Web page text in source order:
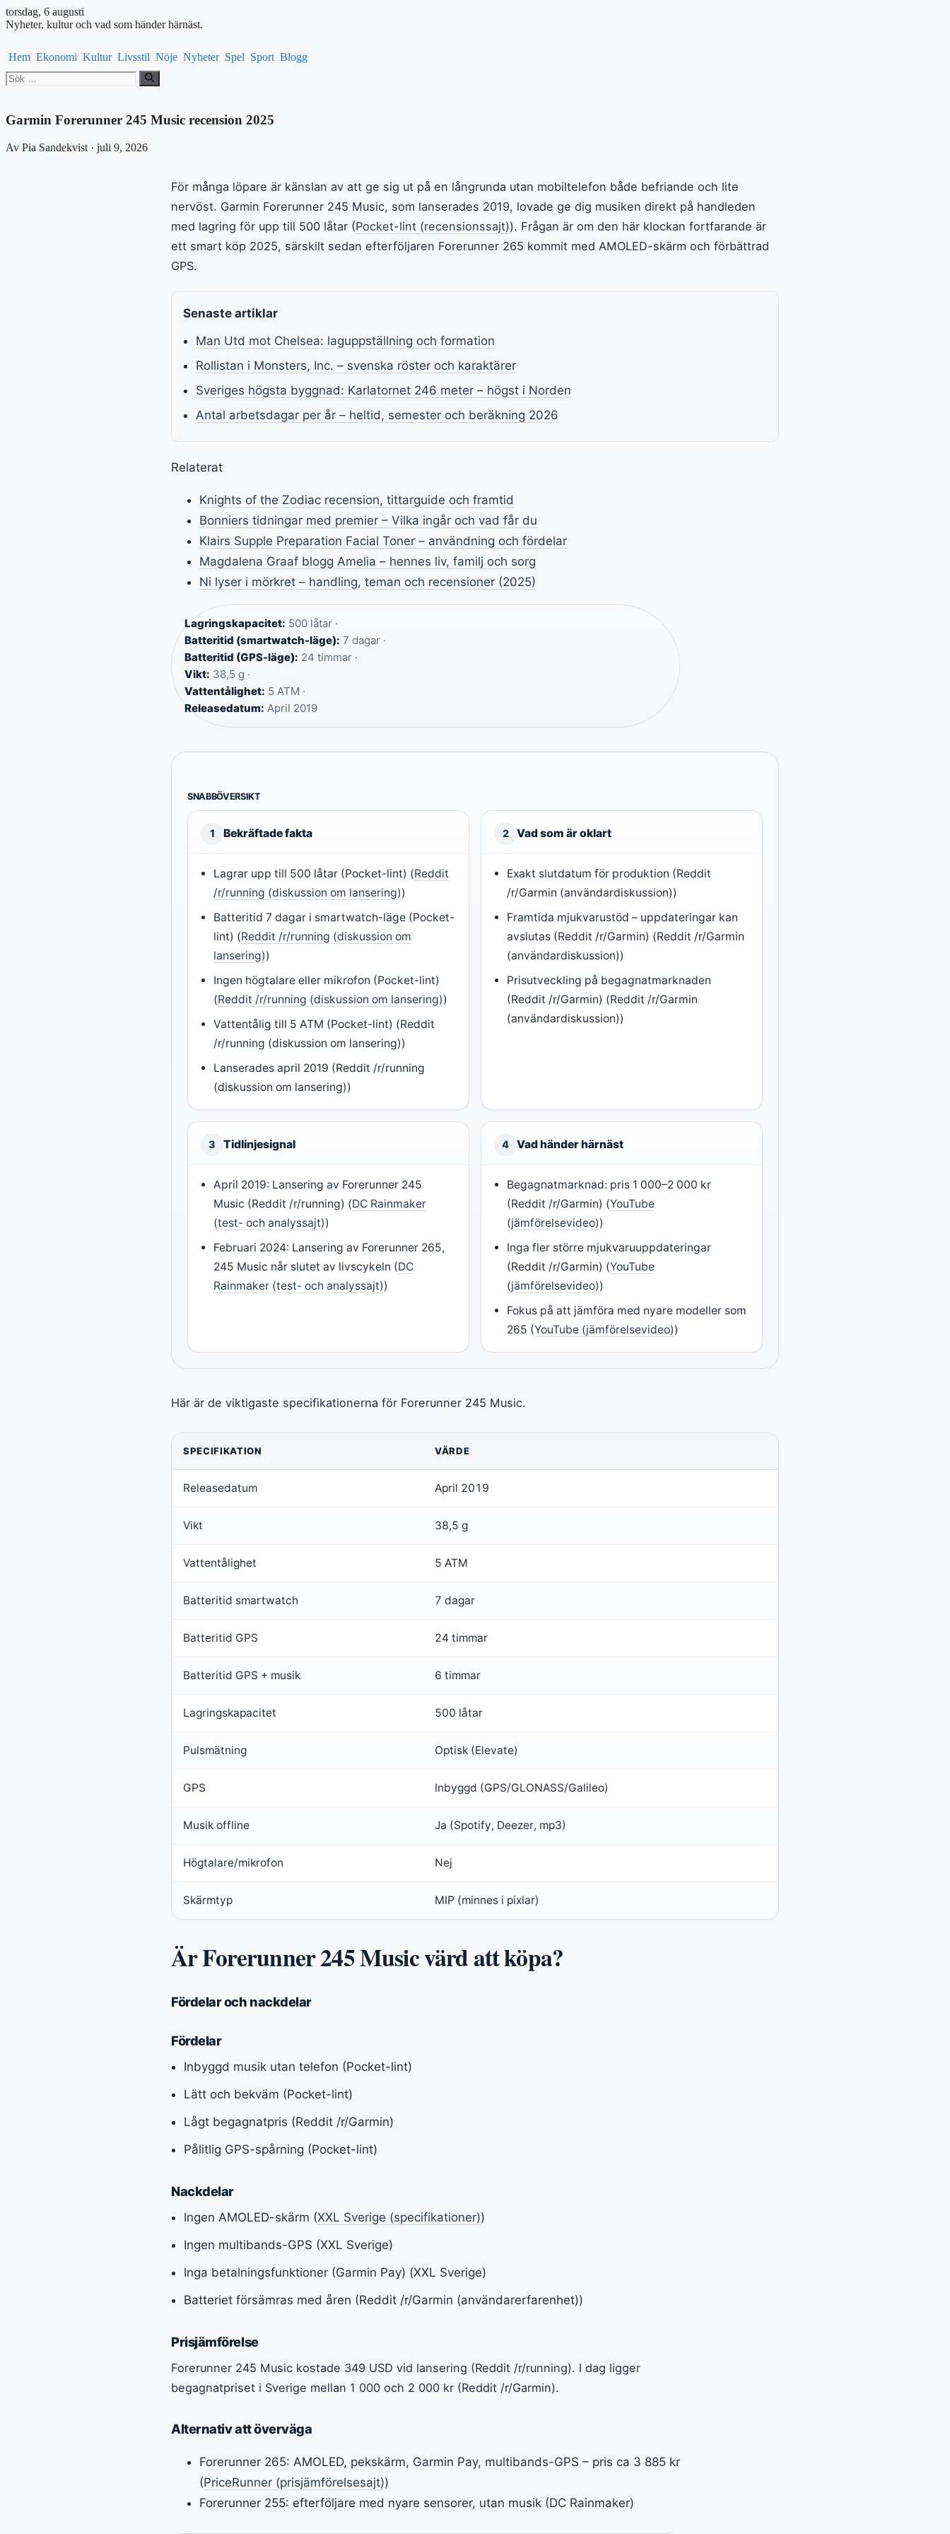
torsdag, 6 augusti
Nyheter, kultur och vad som händer härnäst.
Hem Ekonomi Kultur Livsstil Nöje Nyheter Spel Sport Blogg
Sök
efter:
Garmin Forerunner 245 Music recension 2025
Av Pia Sandekvist · juli 9, 2026
För många löpare är känslan av att ge sig ut på en långrunda utan mobiltelefon både befriande och lite
nervöst. Garmin Forerunner 245 Music, som lanserades 2019, lovade ge dig musiken direkt på handleden
med lagring för upp till 500 låtar (Pocket-lint (recensionssajt)). Frågan är om den här klockan fortfarande är
ett smart köp 2025, särskilt sedan efterföljaren Forerunner 265 kommit med AMOLED-skärm och förbättrad
GPS.
Senaste artiklar
Man Utd mot Chelsea: laguppställning och formation
Rollistan i Monsters, Inc. – svenska röster och karaktärer
Sveriges högsta byggnad: Karlatornet 246 meter – högst i Norden
Antal arbetsdagar per år – heltid, semester och beräkning 2026
Relaterat
Knights of the Zodiac recension, tittarguide och framtid
Bonniers tidningar med premier – Vilka ingår och vad får du
Klairs Supple Preparation Facial Toner – användning och fördelar
Magdalena Graaf blogg Amelia – hennes liv, familj och sorg
Ni lyser i mörkret – handling, teman och recensioner (2025)
Lagringskapacitet: 500 låtar ·
Batteritid (smartwatch-läge): 7 dagar ·
Batteritid (GPS-läge): 24 timmar ·
Vikt: 38,5 g ·
Vattentålighet: 5 ATM ·
Releasedatum: April 2019
SNABBÖVERSIKT
1 Bekräftade fakta
Lagrar upp till 500 låtar (Pocket-lint) (Reddit
/r/running (diskussion om lansering))
Batteritid 7 dagar i smartwatch-läge (Pocket-
lint) (Reddit /r/running (diskussion om
lansering))
Ingen högtalare eller mikrofon (Pocket-lint)
(Reddit /r/running (diskussion om lansering))
Vattentålig till 5 ATM (Pocket-lint) (Reddit
/r/running (diskussion om lansering))
Lanserades april 2019 (Reddit /r/running
(diskussion om lansering))
2 Vad som är oklart
Exakt slutdatum för produktion (Reddit
/r/Garmin (användardiskussion))
Framtida mjukvarustöd – uppdateringar kan
avslutas (Reddit /r/Garmin) (Reddit /r/Garmin
(användardiskussion))
Prisutveckling på begagnatmarknaden
(Reddit /r/Garmin) (Reddit /r/Garmin
(användardiskussion))
3 Tidlinjesignal
April 2019: Lansering av Forerunner 245
Music (Reddit /r/running) (DC Rainmaker
(test- och analyssajt))
Februari 2024: Lansering av Forerunner 265,
245 Music når slutet av livscykeln (DC
Rainmaker (test- och analyssajt))
4 Vad händer härnäst
Begagnatmarknad: pris 1 000–2 000 kr
(Reddit /r/Garmin) (YouTube
(jämförelsevideo))
Inga fler större mjukvaruuppdateringar
(Reddit /r/Garmin) (YouTube
(jämförelsevideo))
Fokus på att jämföra med nyare modeller som
265 (YouTube (jämförelsevideo))
Här är de viktigaste specifikationerna för Forerunner 245 Music.
SPECIFIKATION VÄRDE
Releasedatum April 2019
Vikt 38,5 g
Vattentålighet 5 ATM
Batteritid smartwatch 7 dagar
Batteritid GPS 24 timmar
Batteritid GPS + musik 6 timmar
Lagringskapacitet 500 låtar
Pulsmätning Optisk (Elevate)
GPS Inbyggd (GPS/GLONASS/Galileo)
Musik offline Ja (Spotify, Deezer, mp3)
Högtalare/mikrofon Nej
Skärmtyp MIP (minnes i pixlar)
Är Forerunner 245 Music värd att köpa?
Fördelar och nackdelar
Fördelar
Inbyggd musik utan telefon (Pocket-lint)
Lätt och bekväm (Pocket-lint)
Lågt begagnatpris (Reddit /r/Garmin)
Pålitlig GPS-spårning (Pocket-lint)
Nackdelar
Ingen AMOLED-skärm (XXL Sverige (specifikationer))
Ingen multibands-GPS (XXL Sverige)
Inga betalningsfunktioner (Garmin Pay) (XXL Sverige)
Batteriet försämras med åren (Reddit /r/Garmin (användarerfarenhet))
Prisjämförelse
Forerunner 245 Music kostade 349 USD vid lansering (Reddit /r/running). I dag ligger
begagnatpriset i Sverige mellan 1 000 och 2 000 kr (Reddit /r/Garmin).
Alternativ att överväga
Forerunner 265: AMOLED, pekskärm, Garmin Pay, multibands-GPS – pris ca 3 885 kr
(PriceRunner (prisjämförelsesajt))
Forerunner 255: efterföljare med nyare sensorer, utan musik (DC Rainmaker)